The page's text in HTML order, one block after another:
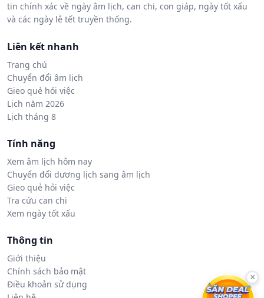
tin chính xác về ngày âm lịch, can chi, con giáp, ngày tốt xấu
và các ngày lễ tết truyền thống.
Liên kết nhanh
Trang chủ
Chuyển đổi âm lịch
Gieo quẻ hỏi việc
Lịch năm 2026
Lịch tháng 8
Tính năng
Xem âm lịch hôm nay
Chuyển đổi dương lịch sang âm lịch
Gieo quẻ hỏi việc
Tra cứu can chi
Xem ngày tốt xấu
Thông tin
Giới thiệu
Chính sách bảo mật
Điều khoản sử dụng
×